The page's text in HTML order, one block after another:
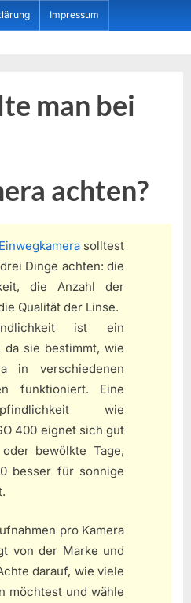
Impressum
man bei
achten?
Einwegkamera solltest
Dinge achten: die
die Anzahl der
Qualität der Linse.
ist ein
da sie bestimmt, wie
in verschiedenen
funktioniert. Eine
wie
400 eignet sich gut
bewölkte Tage,
besser für sonnige
pro Kamera
von der Marke und
darauf, wie viele
möchtest und wähle